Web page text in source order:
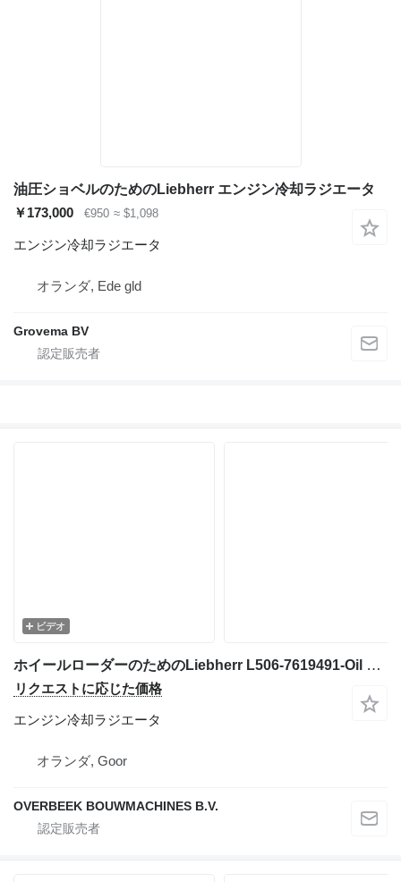
油圧ショベルのためのLiebherr エンジン冷却ラジエータ
￥173,000
€950 ≈ $1,098
エンジン冷却ラジエータ
オランダ, Ede gld
Grovema BV
ビデオ
ホイールローダーのためのLiebherr L506-7619491-Oil cooler/Ölkühler/Oliekoeler エンジン冷却ラジエータ
リクエストに応じた価格
エンジン冷却ラジエータ
オランダ, Goor
OVERBEEK BOUWMACHINES B.V.